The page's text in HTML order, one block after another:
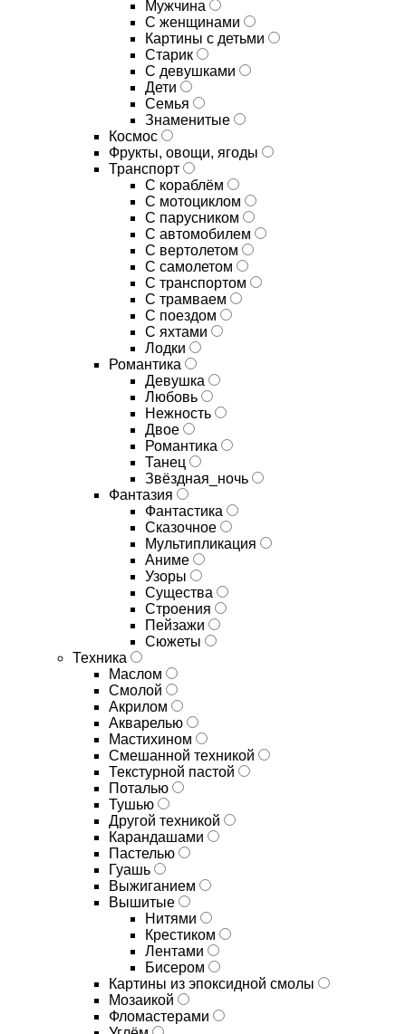
Мужчина
С женщинами
Картины с детьми
Старик
С девушками
Дети
Семья
Знаменитые
Космос
Фрукты, овощи, ягоды
Транспорт
С кораблём
С мотоциклом
С парусником
С автомобилем
С вертолетом
С самолетом
С транспортом
С трамваем
С поездом
С яхтами
Лодки
Романтика
Девушка
Любовь
Нежность
Двое
Романтика
Танец
Звёздная_ночь
Фантазия
Фантастика
Сказочное
Мультипликация
Аниме
Узоры
Существа
Строения
Пейзажи
Сюжеты
Техника
Маслом
Смолой
Акрилом
Акварелью
Мастихином
Смешанной техникой
Текстурной пастой
Поталью
Тушью
Другой техникой
Карандашами
Пастелью
Гуашь
Выжиганием
Вышитые
Нитями
Крестиком
Лентами
Бисером
Картины из эпоксидной смолы
Мозаикой
Фломастерами